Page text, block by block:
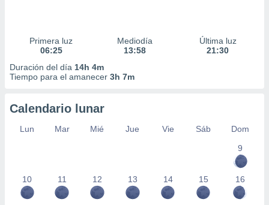
Primera luz
06:25
Mediodía
13:58
Última luz
21:30
Duración del día 14h 4m
Tiempo para el amanecer 3h 7m
Calendario lunar
Lun Mar Mié Jue Vie Sáb
Dom
9
10 11 12 13 14 15 16